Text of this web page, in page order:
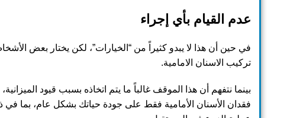
عدم القيام بأي إجراء
في حين أن هذا لا يبدو كثيراً من “الخيارات”، لكن يختار بعض
تركيب الاسنان الامامية.
بينما نتفهم أن هذا الموقف غالباً ما يتم اتخاذه بسبب قيود
فقدان الأسنان الأمامية فقط على جودة حياتك بشكل عام، بما في